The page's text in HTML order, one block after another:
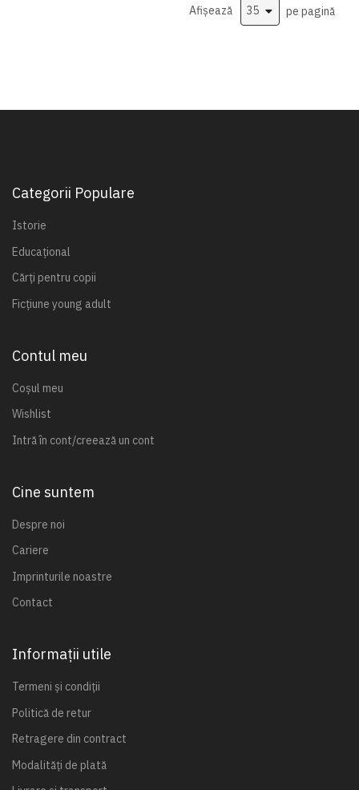
Afișează pe pagină
Categorii Populare
Istorie
Educațional
Cărți pentru copii
Ficțiune young adult
Contul meu
Coșul meu
Wishlist
Intră în cont/creează un cont
Cine suntem
Despre noi
Cariere
Imprinturile noastre
Contact
Informații utile
Termeni și condiții
Politică de retur
Retragere din contract
Modalități de plată